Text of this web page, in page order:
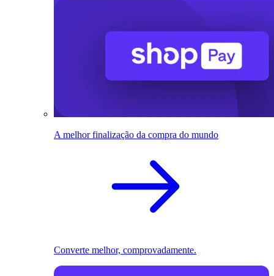
A melhor finalização da compra do mundo
Converte melhor, comprovadamente.